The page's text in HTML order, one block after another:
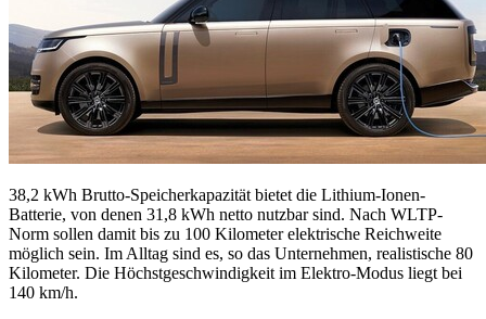
38,2 kWh Brutto-Speicherkapazität bietet die Lithium-Ionen-
Batterie, von denen 31,8 kWh netto nutzbar sind. Nach WLTP-
Norm sollen damit bis zu 100 Kilometer elektrische Reichweite
möglich sein. Im Alltag sind es, so das Unternehmen, realistische 80
Kilometer. Die Höchstgeschwindigkeit im Elektro-Modus liegt bei
140 km/h.